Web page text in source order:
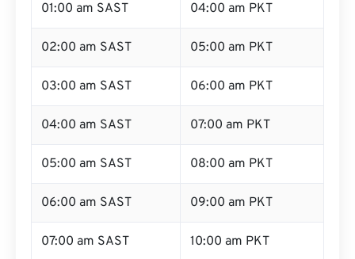
01:00 am SAST 04:00 am PKT
02:00 am SAST 05:00 am PKT
03:00 am SAST 06:00 am PKT
04:00 am SAST 07:00 am PKT
05:00 am SAST 08:00 am PKT
06:00 am SAST 09:00 am PKT
07:00 am SAST 10:00 am PKT